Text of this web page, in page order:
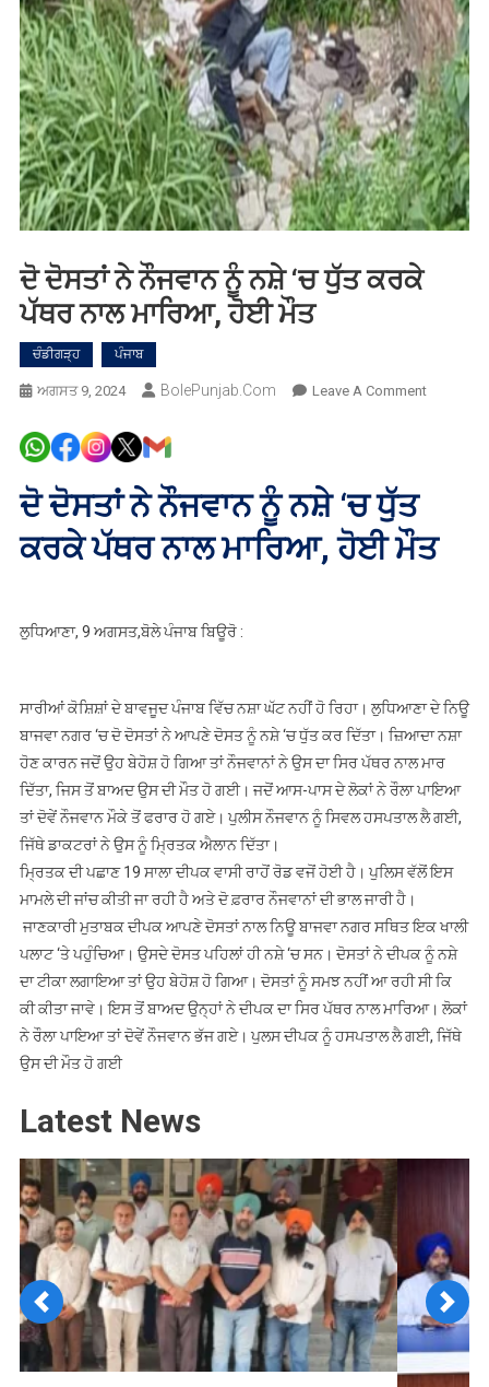
ਦੋ ਦੋਸਤਾਂ ਨੇ ਨੌਜਵਾਨ ਨੂੰ ਨਸ਼ੇ ‘ਚ ਧੁੱਤ ਕਰਕੇ
ਪੱਥਰ ਨਾਲ ਮਾਰਿਆ, ਹੋਈ ਮੌਤ
ਚੰਡੀਗੜ੍ਹ ਪੰਜਾਬ
ਅਗਸਤ 9, 2024 BolePunjab.com Leave A CommentOn
ਨਸ਼ੇ
ਹੋਈ
ਮੌਤ
ਦੋ ਦੋਸਤਾਂ ਨੇ ਨੌਜਵਾਨ ਨੂੰ ਨਸ਼ੇ ‘ਚ ਧੁੱਤ
ਕਰਕੇ ਪੱਥਰ ਨਾਲ ਮਾਰਿਆ, ਹੋਈ ਮੌਤ
ਲੁਧਿਆਣਾ, 9 ਅਗਸਤ,ਬੋਲੇ ਪੰਜਾਬ ਬਿਊਰੋ :
ਸਾਰੀਆਂ ਕੋਸ਼ਿਸ਼ਾਂ ਦੇ ਬਾਵਜੂਦ ਪੰਜਾਬ ਵਿੱਚ ਨਸ਼ਾ ਘੱਟ ਨਹੀਂ ਹੋ ਰਿਹਾ। ਲੁਧਿਆਣਾ ਦੇ ਨਿਊ
ਬਾਜਵਾ ਨਗਰ ‘ਚ ਦੋ ਦੋਸਤਾਂ ਨੇ ਆਪਣੇ ਦੋਸਤ ਨੂੰ ਨਸ਼ੇ ‘ਚ ਧੁੱਤ ਕਰ ਦਿੱਤਾ। ਜ਼ਿਆਦਾ ਨਸ਼ਾ
ਹੋਣ ਕਾਰਨ ਜਦੋਂ ਉਹ ਬੇਹੋਸ਼ ਹੋ ਗਿਆ ਤਾਂ ਨੌਜਵਾਨਾਂ ਨੇ ਉਸ ਦਾ ਸਿਰ ਪੱਥਰ ਨਾਲ ਮਾਰ
ਦਿੱਤਾ, ਜਿਸ ਤੋਂ ਬਾਅਦ ਉਸ ਦੀ ਮੌਤ ਹੋ ਗਈ। ਜਦੋਂ ਆਸ-ਪਾਸ ਦੇ ਲੋਕਾਂ ਨੇ ਰੌਲਾ ਪਾਇਆ
ਤਾਂ ਦੋਵੇਂ ਨੌਜਵਾਨ ਮੌਕੇ ਤੋਂ ਫਰਾਰ ਹੋ ਗਏ। ਪੁਲੀਸ ਨੌਜਵਾਨ ਨੂੰ ਸਿਵਲ ਹਸਪਤਾਲ ਲੈ ਗਈ,
ਜਿੱਥੇ ਡਾਕਟਰਾਂ ਨੇ ਉਸ ਨੂੰ ਮ੍ਰਿਤਕ ਐਲਾਨ ਦਿੱਤਾ।
ਮ੍ਰਿਤਕ ਦੀ ਪਛਾਣ 19 ਸਾਲਾ ਦੀਪਕ ਵਾਸੀ ਰਾਹੋਂ ਰੋਡ ਵਜੋਂ ਹੋਈ ਹੈ। ਪੁਲਿਸ ਵੱਲੋਂ ਇਸ
ਮਾਮਲੇ ਦੀ ਜਾਂਚ ਕੀਤੀ ਜਾ ਰਹੀ ਹੈ ਅਤੇ ਦੋ ਫ਼ਰਾਰ ਨੌਜਵਾਨਾਂ ਦੀ ਭਾਲ ਜਾਰੀ ਹੈ।
ਜਾਣਕਾਰੀ ਮੁਤਾਬਕ ਦੀਪਕ ਆਪਣੇ ਦੋਸਤਾਂ ਨਾਲ ਨਿਊ ਬਾਜਵਾ ਨਗਰ ਸਥਿਤ ਇਕ ਖਾਲੀ
ਪਲਾਟ ‘ਤੇ ਪਹੁੰਚਿਆ। ਉਸਦੇ ਦੋਸਤ ਪਹਿਲਾਂ ਹੀ ਨਸ਼ੇ ‘ਚ ਸਨ। ਦੋਸਤਾਂ ਨੇ ਦੀਪਕ ਨੂੰ ਨਸ਼ੇ
ਦਾ ਟੀਕਾ ਲਗਾਇਆ ਤਾਂ ਉਹ ਬੇਹੋਸ਼ ਹੋ ਗਿਆ। ਦੋਸਤਾਂ ਨੂੰ ਸਮਝ ਨਹੀਂ ਆ ਰਹੀ ਸੀ ਕਿ
ਕੀ ਕੀਤਾ ਜਾਵੇ। ਇਸ ਤੋਂ ਬਾਅਦ ਉਨ੍ਹਾਂ ਨੇ ਦੀਪਕ ਦਾ ਸਿਰ ਪੱਥਰ ਨਾਲ ਮਾਰਿਆ। ਲੋਕਾਂ
ਨੇ ਰੌਲਾ ਪਾਇਆ ਤਾਂ ਦੋਵੇਂ ਨੌਜਵਾਨ ਭੱਜ ਗਏ। ਪੁਲਸ ਦੀਪਕ ਨੂੰ ਹਸਪਤਾਲ ਲੈ ਗਈ, ਜਿੱਥੇ
ਉਸ ਦੀ ਮੌਤ ਹੋ ਗਈ
Latest News
Previous Next